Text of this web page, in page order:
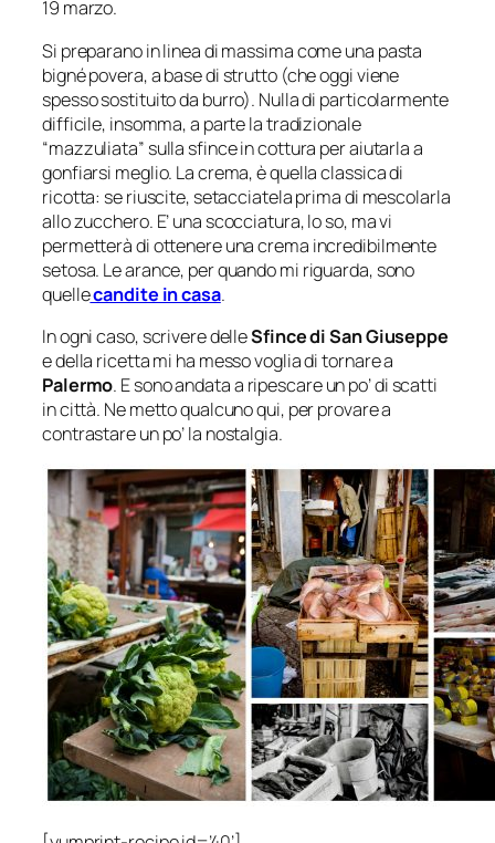
19 marzo.
Si preparano in linea di massima come una pasta
bigné povera, a base di strutto (che oggi viene
spesso sostituito da burro). Nulla di particolarmente
difficile, insomma, a parte la tradizionale
“mazzuliata” sulla sfince in cottura per aiutarla a
gonfiarsi meglio. La crema, è quella classica di
ricotta: se riuscite, setacciatela prima di mescolarla
allo zucchero. E’ una scocciatura, lo so, ma vi
permetterà di ottenere una crema incredibilmente
setosa. Le arance, per quando mi riguarda, sono
quellecandite in casa.
In ogni caso, scrivere delleSfince di San Giuseppe
e della ricetta mi ha messo voglia di tornare a
Palermo. E sono andata a ripescare un po’ di scatti
in città. Ne metto qualcuno qui, per provare a
contrastare un po’ la nostalgia.